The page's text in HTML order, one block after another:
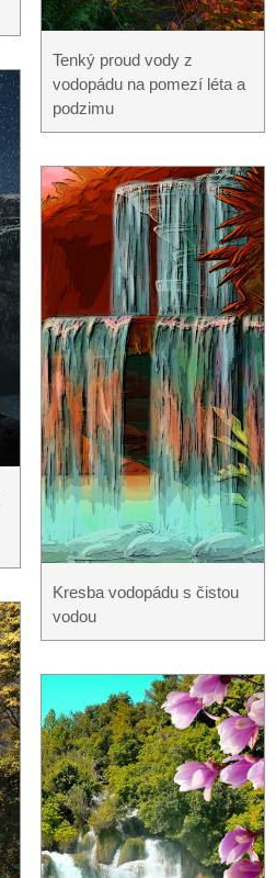
Tenký proud vody z
vodopádu na pomezí léta a
podzimu
Kresba vodopádu s čistou
vodou